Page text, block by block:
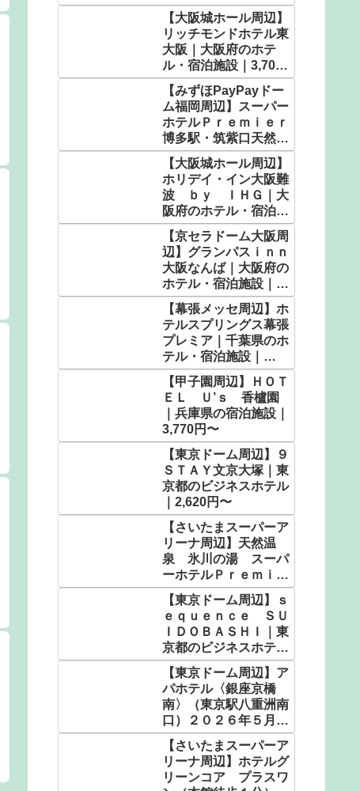
ＳＪ／民泊｜大阪府の
ホテル・宿泊施設｜
5,104円〜
【大阪城ホール周辺】
リッチモンドホテル東
大阪｜大阪府のホテ
ル・宿泊施設｜3,700
円〜
【みずほPayPayドー
ム福岡周辺】スーパー
ホテルＰｒｅｍｉｅｒ
博多駅・筑紫口天然温
泉｜福岡県のホテル・
宿泊施設｜5,050円〜
【大阪城ホール周辺】
ホリデイ・イン大阪難
波 ｂｙ ＩＨＧ｜大
阪府のホテル・宿泊施
設｜5,583円〜
【京セラドーム大阪周
辺】グランパスｉｎｎ
大阪なんば｜大阪府の
ホテル・宿泊施設｜
2,320円〜
【幕張メッセ周辺】ホ
テルスプリングス幕張
プレミア｜千葉県のホ
テル・宿泊施設｜
7,000円〜
【甲子園周辺】ＨＯＴ
ＥＬ Ｕ’ｓ 香櫨園
｜兵庫県の宿泊施設｜
3,770円〜
【東京ドーム周辺】９
ＳＴＡＹ文京大塚｜東
京都のビジネスホテル
｜2,620円〜
【さいたまスーパーア
リーナ周辺】天然温
泉 氷川の湯 スーパ
ーホテルＰｒｅｍｉｅ
ｒさいたま・大宮駅東
口｜埼玉県の人気温泉
｜4,982円〜
【東京ドーム周辺】ｓ
ｅｑｕｅｎｃｅ ＳＵ
ＩＤＯＢＡＳＨＩ｜東
京都のビジネスホテル
｜3,564円〜
【東京ドーム周辺】ア
パホテル〈銀座京橋
南〉（東京駅八重洲南
口）２０２６年５月客
室設備リニューアル｜
東京都のビジネスホテ
ル｜5,130円〜
【さいたまスーパーア
リーナ周辺】ホテルグ
リーンコア プラスワ